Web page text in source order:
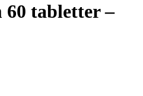
60 tabletter –